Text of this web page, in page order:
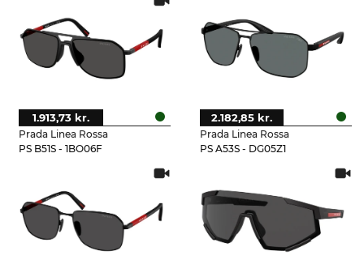
Prada Linea Rossa
PS B51S - 1BO06F
1.913,73 kr.
Prada Linea Rossa
PS A53S - DG05Z1
2.182,85 kr.